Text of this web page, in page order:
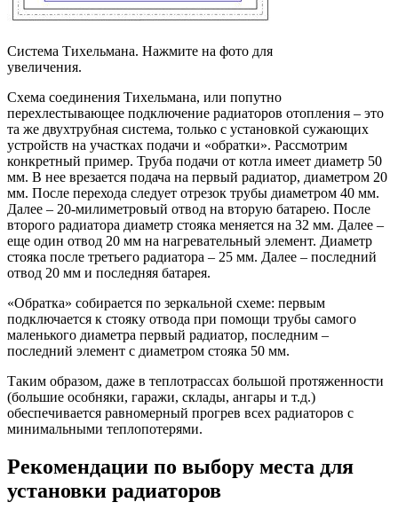
Система Тихельмана. Нажмите на фото для
увеличения.
Схема соединения Тихельмана, или попутно
перехлестывающее подключение радиаторов отопления – это
та же двухтрубная система, только с установкой сужающих
устройств на участках подачи и «обратки». Рассмотрим
конкретный пример. Труба подачи от котла имеет диаметр 50
мм. В нее врезается подача на первый радиатор, диаметром 20
мм. После перехода следует отрезок трубы диаметром 40 мм.
Далее – 20-милиметровый отвод на вторую батарею. После
второго радиатора диаметр стояка меняется на 32 мм. Далее –
еще один отвод 20 мм на нагревательный элемент. Диаметр
стояка после третьего радиатора – 25 мм. Далее – последний
отвод 20 мм и последняя батарея.
«Обратка» собирается по зеркальной схеме: первым
подключается к стояку отвода при помощи трубы самого
маленького диаметра первый радиатор, последним –
последний элемент с диаметром стояка 50 мм.
Таким образом, даже в теплотрассах большой протяженности
(большие особняки, гаражи, склады, ангары и т.д.)
обеспечивается равномерный прогрев всех радиаторов с
минимальными теплопотерями.
Рекомендации по выбору места для
установки радиаторов